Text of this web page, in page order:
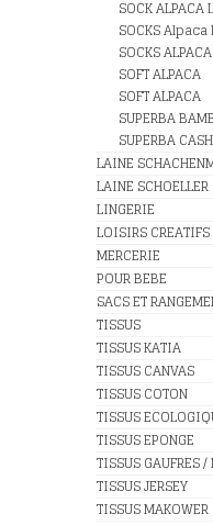
SOCK ALPACA
SOCKS
SOCKS
SOFT ALPACA
SOFT ALPACA
SUPERBA
SUPERBA
LAINE
LAINE SCHOELLER
LINGERIE
LOISIRS CREATIFS
MERCERIE
POUR BEBE
SACS ET
TISSUS
TISSUS KATIA
TISSUS CANVAS
TISSUS COTON
TISSUS
TISSUS EPONGE
TISSUS GAUFRES
TISSUS JERSEY
TISSUS MAKOWER